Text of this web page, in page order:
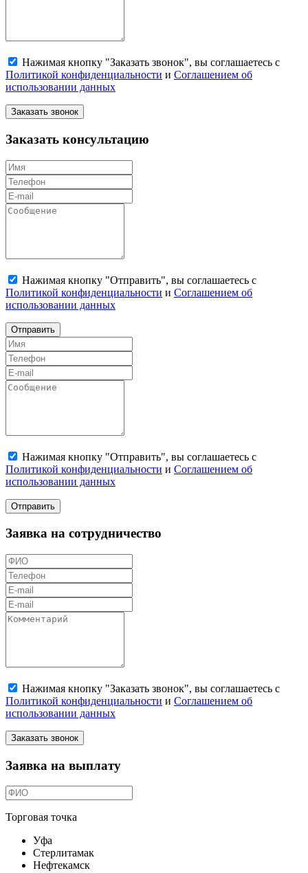
Нажимая кнопку "Заказать звонок", вы соглашаетесь с
Политикой конфиденциальности и Соглашением об
использовании данных
Заказать звонок
Заказать консультацию
Нажимая кнопку "Отправить", вы соглашаетесь с
Политикой конфиденциальности и Соглашением об
использовании данных
Отправить
Нажимая кнопку "Отправить", вы соглашаетесь с
Политикой конфиденциальности и Соглашением об
использовании данных
Отправить
Заявка на сотрудничество
Нажимая кнопку "Заказать звонок", вы соглашаетесь с
Политикой конфиденциальности и Соглашением об
использовании данных
Заказать звонок
Заявка на выплату
Торговая точка
Уфа
Стерлитамак
Нефтекамск